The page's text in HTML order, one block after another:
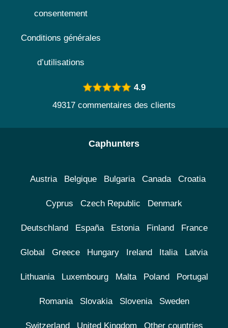
consentement
Conditions générales
d’utilisations
4.9
49317 commentaires des clients
Caphunters
Austria Belgique Bulgaria Canada Croatia
Cyprus Czech Republic Denmark
Deutschland España Estonia Finland France
Global Greece Hungary Ireland Italia Latvia
Lithuania Luxembourg Malta Poland Portugal
Romania Slovakia Slovenia Sweden
Switzerland United Kingdom Other countries